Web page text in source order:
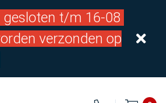
gesloten t/m 16-08
verzonden op